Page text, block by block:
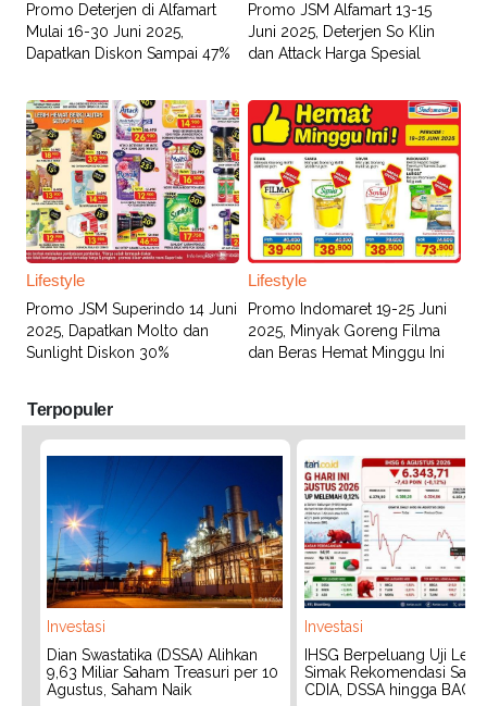
Promo Deterjen di Alfamart
Mulai 16-30 Juni 2025,
Dapatkan Diskon Sampai 47%
Promo JSM Alfamart 13-15
Juni 2025, Deterjen So Klin
dan Attack Harga Spesial
Lifestyle
Promo JSM Superindo 14 Juni
2025, Dapatkan Molto dan
Sunlight Diskon 30%
Lifestyle
Promo Indomaret 19-25 Juni
2025, Minyak Goreng Filma
dan Beras Hemat Minggu Ini
Terpopuler
Investasi
Dian Swastatika (DSSA) Alihkan
9,63 Miliar Saham Treasuri per 10
Agustus, Saham Naik
Investasi
IHSG Berpeluang Uji
Simak Rekomendasi
CDIA, DSSA hingga BACH